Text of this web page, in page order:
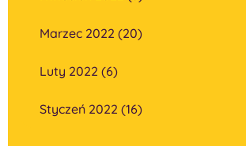
Marzec 2022 (20)
Luty 2022 (6)
Styczeń 2022 (16)